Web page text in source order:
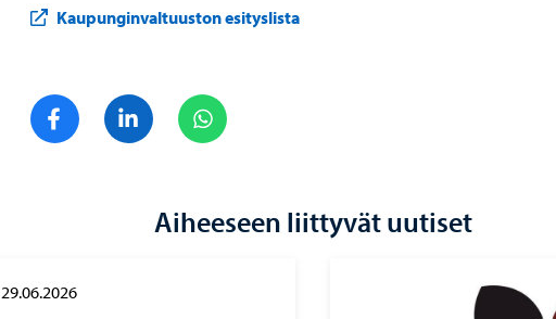
Kaupunginvaltuuston esityslista
Jaa FacebookJaa LinkedIn
Aiheeseen liittyvät uutiset
29.06.2026